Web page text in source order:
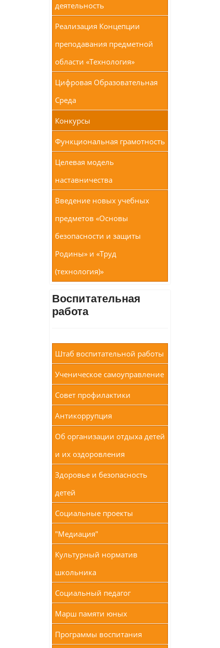
деятельность
Реализация Концепции
преподавания предметной
области «Технология»
Цифровая Образовательная
Среда
Конкурсы
Функциональная грамотность
Целевая модель
наставничества
Введение новых учебных
предметов «Основы
безопасности и защиты
Родины» и «Труд
(технология)»
Воспитательная
работа
Штаб воспитательной работы
Ученическое самоуправление
Совет профилактики
Антикоррупция
Об организации отдыха детей
и их оздоровления
Здоровье и безопасность
детей
Социальные проекты
"Медиация"
Культурный норматив
школьника
Социальный педагог
Марш памяти юных
Программы воспитания